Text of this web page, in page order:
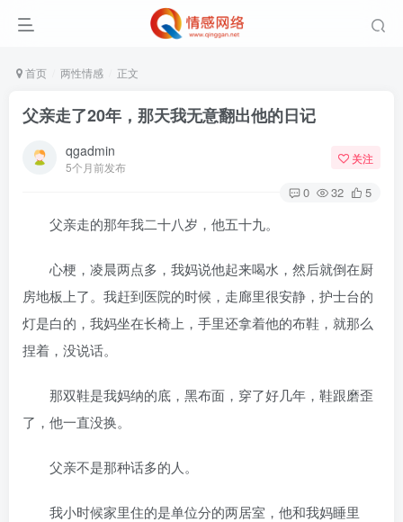
首页 两性情感 正文
父亲走了20年，那天我无意翻出他的日记
qgadmin
5个月前发布
关注
0 32 5
父亲走的那年我二十八岁，他五十九。
心梗，凌晨两点多，我妈说他起来喝水，然后就倒在厨
房地板上了。我赶到医院的时候，走廊里很安静，护士台的
灯是白的，我妈坐在长椅上，手里还拿着他的布鞋，就那么
捏着，没说话。
那双鞋是我妈纳的底，黑布面，穿了好几年，鞋跟磨歪
了，他一直没换。
父亲不是那种话多的人。
我小时候家里住的是单位分的两居室，他和我妈睡里